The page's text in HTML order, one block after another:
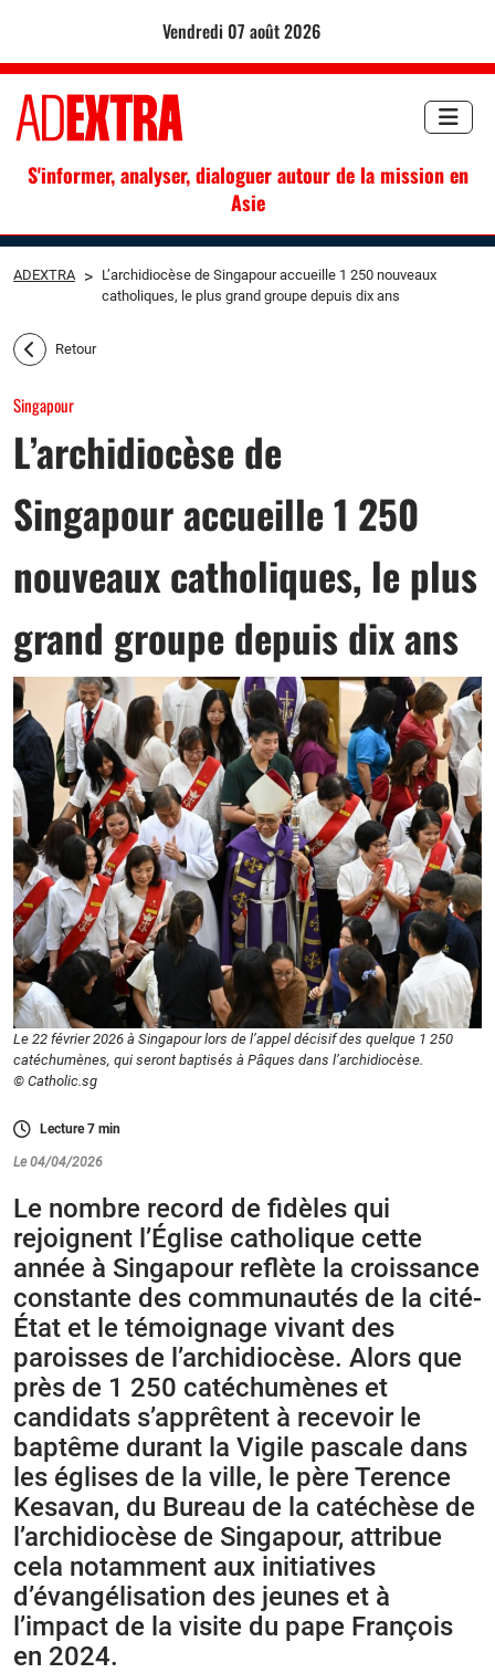
vendredi 07 août 2026
S'informer, analyser, dialoguer autour de la mission en
Asie
ADEXTRA > L’archidiocèse de Singapour accueille 1 250 nouveaux
catholiques, le plus grand groupe depuis dix ans
Retour
Singapour
L’archidiocèse de
Singapour accueille 1 250
nouveaux catholiques, le plus
grand groupe depuis dix ans
Le 22 février 2026 à Singapour lors de l’appel décisif des quelque 1 250
catéchumènes, qui seront baptisés à Pâques dans l’archidiocèse.
© Catholic.sg
Lecture7 min
Le 04/04/2026
Le nombre record de fidèles qui
rejoignent l’Église catholique cette
année à Singapour reflète la croissance
constante des communautés de la cité-
État et le témoignage vivant des
paroisses de l’archidiocèse. Alors que
près de 1 250 catéchumènes et
candidats s’apprêtent à recevoir le
baptême durant la Vigile pascale dans
les églises de la ville, le père Terence
Kesavan, du Bureau de la catéchèse de
l’archidiocèse de Singapour, attribue
cela notamment aux initiatives
d’évangélisation des jeunes et à
l’impact de la visite du pape François
en 2024.